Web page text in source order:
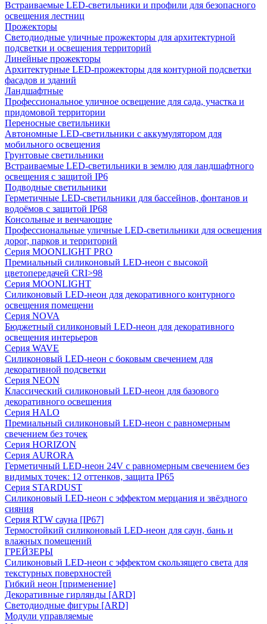
Встраиваемые LED-светильники и профили для безопасного
освещения лестниц
Прожекторы
Светодиодные уличные прожекторы для архитектурной
подсветки и освещения территорий
Линейные прожекторы
Архитектурные LED-прожекторы для контурной подсветки
фасадов и зданий
Ландшафтные
Профессиональное уличное освещение для сада, участка и
придомовой территории
Переносные светильники
Автономные LED-светильники с аккумулятором для
мобильного освещения
Грунтовые светильники
Встраиваемые LED-светильники в землю для ландшафтного
освещения с защитой IP6
Подводные светильники
Герметичные LED-светильники для бассейнов, фонтанов и
водоёмов с защитой IP68
Консольные и венчающие
Профессиональные уличные LED-светильники для освещения
дорог, парков и территорий
Серия MOONLIGHT PRO
Премиальный силиконовый LED-неон с высокой
цветопередачей CRI>98
Серия MOONLIGHT
Силиконовый LED-неон для декоративного контурного
освещения помещени
Серия NOVA
Бюджетный силиконовый LED-неон для декоративного
освещения интерьеров
Серия WAVE
Силиконовый LED-неон с боковым свечением для
декоративной подсветки
Серия NEON
Классический силиконовый LED-неон для базового
декоративного освещения
Серия HALO
Премиальный силиконовый LED-неон с равномерным
свечением без точек
Серия HORIZON
Серия AURORA
Герметичный LED-неон 24V с равномерным свечением без
видимых точек: 12 оттенков, защита IP65
Серия STARDUST
Силиконовый LED-неон с эффектом мерцания и звёздного
сияния
Серия RTW сауна [IP67]
Термостойкий силиконовый LED-неон для саун, бань и
влажных помещений
ГРЕЙЗЕРЫ
Силиконовый LED-неон с эффектом скользящего света для
текстурных поверхностей
Гибкий неон [применение]
Декоративные гирлянды [ARD]
Светодиодные фигуры [ARD]
Модули управляемые